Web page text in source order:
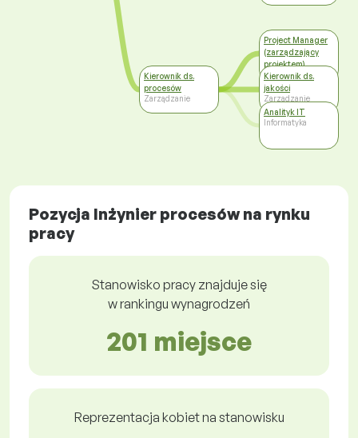
Kierownik ds.
procesów
Zarządzanie
Project Manager
(zarządzający
projektem)
Zarządzanie
Kierownik ds.
jakości
Zarządzanie
Analityk IT
Informatyka
Pozycja Inżynier procesów na rynku
pracy
Stanowisko pracy znajduje się
w rankingu wynagrodzeń
201 miejsce
Reprezentacja kobiet na stanowisku